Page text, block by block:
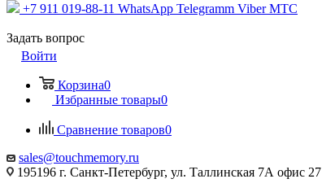
+7 911 019-88-11 WhatsApp Telegramm Viber МТС
Задать вопрос
Войти
Корзина0
Избранные товары0
Сравнение товаров0
sales@touchmemory.ru
195196 г. Санкт-Петербург, ул. Таллинская 7А офис 27